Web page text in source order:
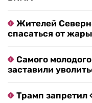
Жителей
спасаться от
Самого
заставили
Трамп